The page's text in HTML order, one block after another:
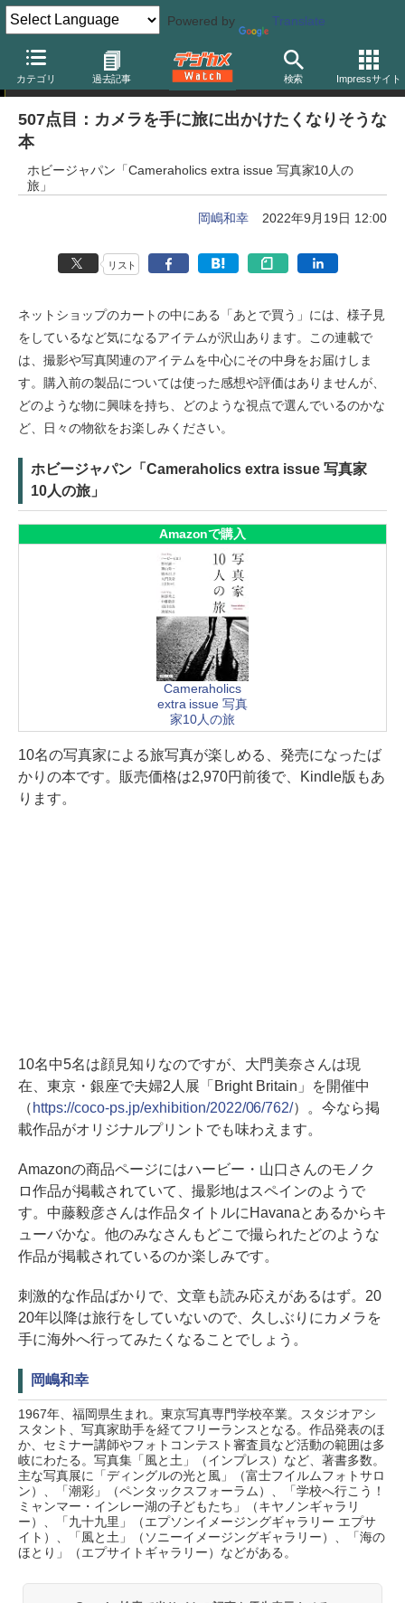
Powered by Translate
カテゴリ 過去記事 検索 Impressサイト
岡嶋和幸の「あとで買う」
507点目：カメラを手に旅に出かけたくなりそうな
本
ホビージャパン「Cameraholics extra issue 写真家10人の
旅」
岡嶋和幸 2022年9月19日 12:00
リスト
ネットショップのカートの中にある「あとで買う」には、様子見
をしているなど気になるアイテムが沢山あります。この連載で
は、撮影や写真関連のアイテムを中心にその中身をお届けしま
す。購入前の製品については使った感想や評価はありませんが、
どのような物に興味を持ち、どのような視点で選んでいるのかな
ど、日々の物欲をお楽しみください。
ホビージャパン「Cameraholics extra issue 写真家
10人の旅」
Amazonで購入
Cameraholics
extra issue 写真
家10人の旅
10名の写真家による旅写真が楽しめる、発売になったば
かりの本です。販売価格は2,970円前後で、Kindle版もあ
ります。
10名中5名は顔見知りなのですが、大門美奈さんは現
在、東京・銀座で夫婦2人展「Bright Britain」を開催中
（ https://coco-ps.jp/exhibition/2022/06/762/）。今なら掲
載作品がオリジナルプリントでも味わえます。
Amazonの商品ページにはハービー・山口さんのモノク
ロ作品が掲載されていて、撮影地はスペインのようで
す。中藤毅彦さんは作品タイトルにHavanaとあるからキ
ューバかな。他のみなさんもどこで撮られたどのような
作品が掲載されているのか楽しみです。
刺激的な作品ばかりで、文章も読み応えがあるはず。20
20年以降は旅行をしていないので、久しぶりにカメラを
手に海外へ行ってみたくなることでしょう。
岡嶋和幸
1967年、福岡県生まれ。東京写真専門学校卒業。スタジオアシ
スタント、写真家助手を経てフリーランスとなる。作品発表のほ
か、セミナー講師やフォトコンテスト審査員など活動の範囲は多
岐にわたる。写真集「風と土」（インプレス）など、著書多数。
主な写真展に「ディングルの光と風」（富士フイルムフォトサロ
ン）、「潮彩」（ペンタックスフォーラム）、「学校へ行こう！
ミャンマー・インレー湖の子どもたち」（キヤノンギャラリ
ー）、「九十九里」（エプソンイメージングギャラリー エプサ
イト）、「風と土」（ソニーイメージングギャラリー）、「海の
ほとり」（エプサイトギャラリー）などがある。